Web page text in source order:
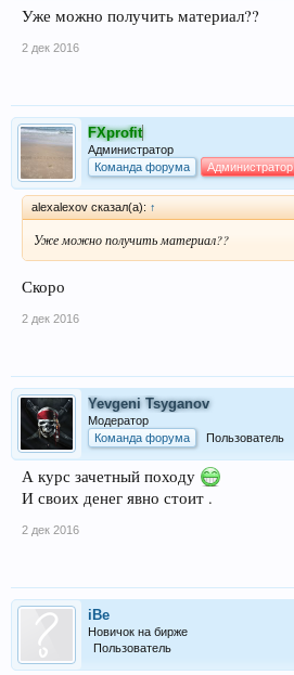
Уже можно получить материал??
2 дек 2016
FXprofit
Администратор
Команда форума
Администратор
alexalexov сказал(а): ↑
Уже можно получить материал??
Скоро
2 дек 2016
Yevgeni Tsyganov
Модератор
Команда форума
Пользователь
А курс зачетный походу
И своих денег явно стоит .
2 дек 2016
iBe
Новичок на бирже
Пользователь